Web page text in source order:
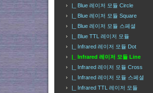
|_ Blue 레이저 모듈 Circle
|_ Blue 레이저 모듈 Square
|_ Blue 레이저 모듈 스페셜
|_ Blue TTL 레이저 모듈
|_ Infrared 레이저 모듈 Dot
|_ Infrared 레이저 모듈 Line
|_ Infrared 레이저 모듈 Cross
|_ Infrared 레이저 모듈 스페셜
|_ Infrared TTL 레이저 모듈